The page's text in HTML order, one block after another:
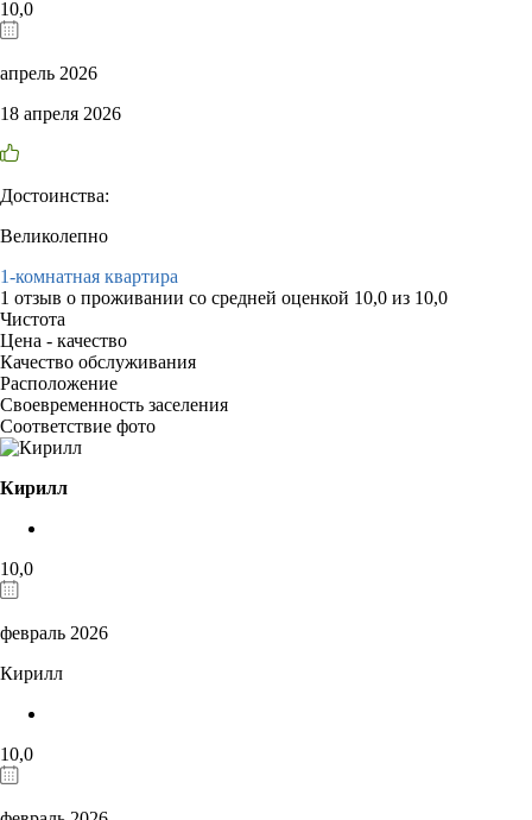
10,0
апрель 2026
18 апреля 2026
Достоинства:
Великолепно
1-комнатная квартира
1 отзыв о проживании со средней оценкой 10,0 из 10,0
Чистота
Цена - качество
Качество обслуживания
Расположение
Своевременность заселения
Соответствие фото
Кирилл
10,0
февраль 2026
Кирилл
10,0